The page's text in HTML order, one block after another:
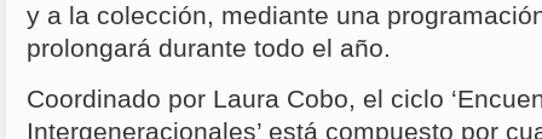
y a la colección, mediante una
prolongará durante todo el año.
Coordinado por Laura Cobo, el ciclo
Intergeneracionales’ está compuesto por